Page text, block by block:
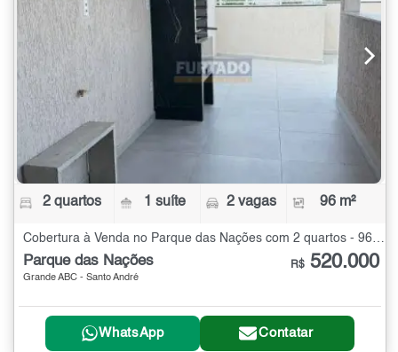
2 quartos 1 suíte 2 vagas 96 m²
Cobertura à Venda no Parque das Nações com 2 quartos - 96 m²
Parque das Nações
Grande ABC - Santo André
R$ 520.000
WhatsApp Contatar